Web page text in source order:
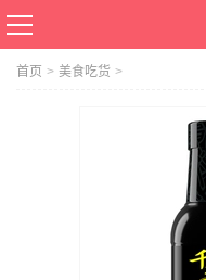
首页 > 美食吃货 >